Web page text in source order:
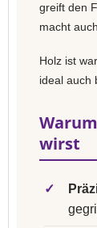
greift den
macht
Holz ist
ideal auch
wirst
✓